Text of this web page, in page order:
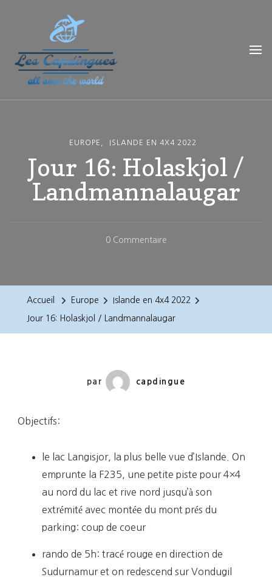
Les Capdingues
blog de voyage
EUROPE ISLANDE EN 4X4 2022
Jour 16: Holaskjol /
Landmannalaugar
0 CommentaireSur
Accueil Europe Islande en 4x4 2022
Jour 16: Holaskjol / Landmannalaugar
par capdingue
Objectifs:
le lac Langisjor, la plus belle vue d’Islande. On
emprunte la F235, une petite piste pour 4×4
au nord du lac et rive nord jusqu’à son
extrémité avec montée du mont prés du
parking: coup de coeur
rando de 5h: tracé rouge en direction de
Sudurnamur et on redescend sur Vondugil